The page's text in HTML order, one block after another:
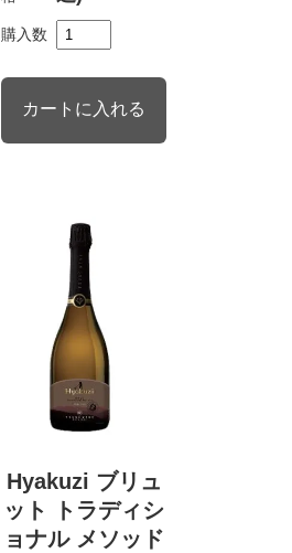
購入数
Hyakuzi ブリュ
ット トラディシ
ョナル メソッド